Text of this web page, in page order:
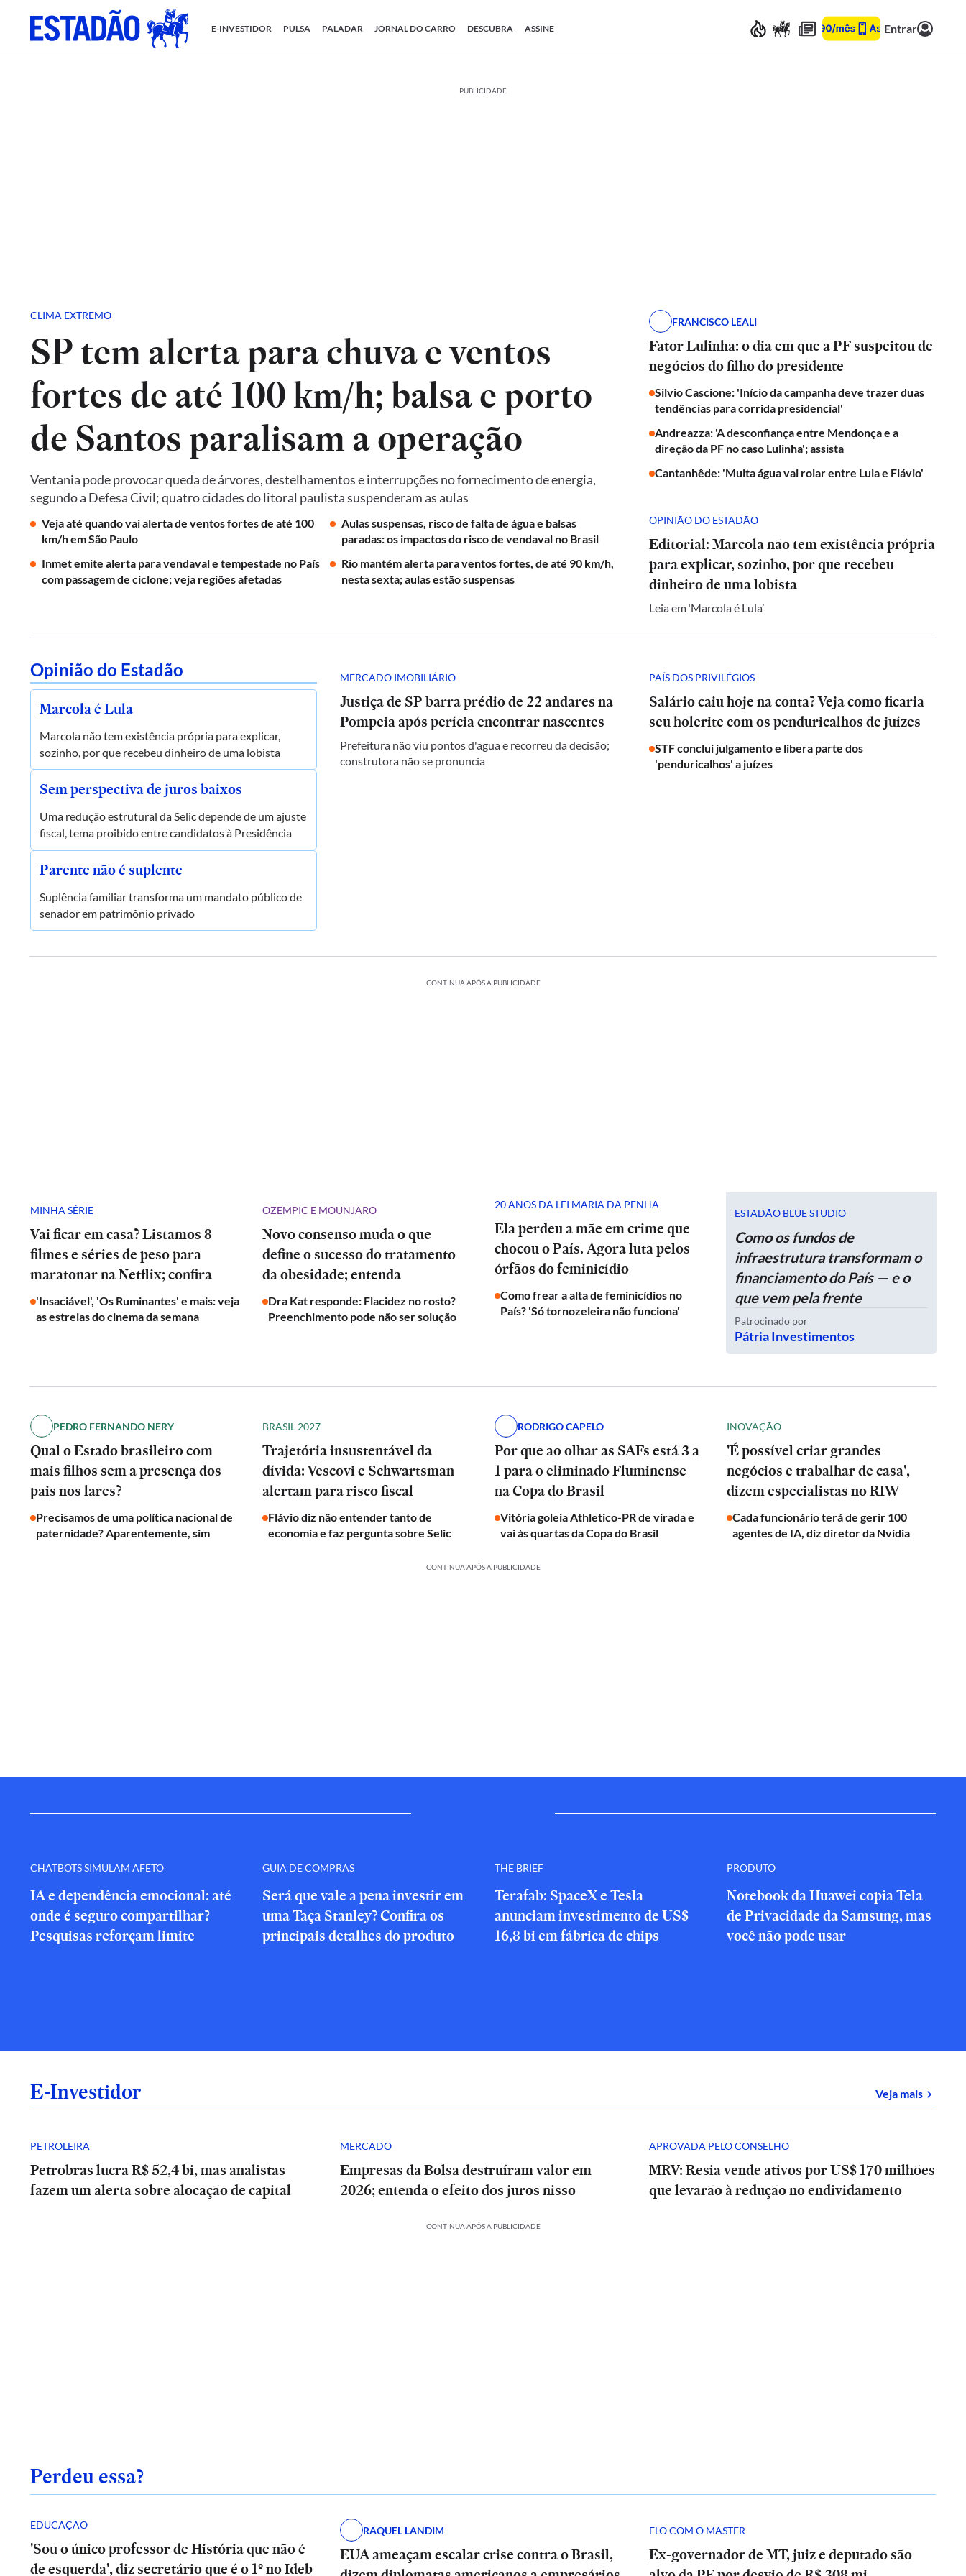
E-INVESTIDOR PULSA PALADAR JORNAL DO CARRO DESCUBRA ASSINE Entrar
PUBLICIDADE
CLIMA EXTREMO
SP tem alerta para chuva e ventos
fortes de até 100 km/h; balsa e porto
de Santos paralisam a operação
Ventania pode provocar queda de árvores, destelhamentos e interrupções no fornecimento de energia,
segundo a Defesa Civil; quatro cidades do litoral paulista suspenderam as aulas
Veja até quando vai alerta de ventos fortes de até 100
km/h em São Paulo
Aulas suspensas, risco de falta de água e balsas
paradas: os impactos do risco de vendaval no Brasil
Inmet emite alerta para vendaval e tempestade no País
com passagem de ciclone; veja regiões afetadas
Rio mantém alerta para ventos fortes, de até 90 km/h,
nesta sexta; aulas estão suspensas
FRANCISCO LEALI
Fator Lulinha: o dia em que a PF suspeitou de
negócios do filho do presidente
Silvio Cascione: 'Início da campanha deve trazer duas
tendências para corrida presidencial'
Andreazza: 'A desconfiança entre Mendonça e a
direção da PF no caso Lulinha'; assista
Cantanhêde: 'Muita água vai rolar entre Lula e Flávio'
OPINIÃO DO ESTADÃO
Editorial: Marcola não tem existência própria
para explicar, sozinho, por que recebeu
dinheiro de uma lobista
Leia em ‘Marcola é Lula’
Opinião do Estadão
Marcola é Lula
Marcola não tem existência própria para explicar,
sozinho, por que recebeu dinheiro de uma lobista
Sem perspectiva de juros baixos
Uma redução estrutural da Selic depende de um ajuste
fiscal, tema proibido entre candidatos à Presidência
Parente não é suplente
Suplência familiar transforma um mandato público de
senador em patrimônio privado
MERCADO IMOBILIÁRIO
Justiça de SP barra prédio de 22 andares na
Pompeia após perícia encontrar nascentes
Prefeitura não viu pontos d'agua e recorreu da decisão;
construtora não se pronuncia
PAÍS DOS PRIVILÉGIOS
Salário caiu hoje na conta? Veja como ficaria
seu holerite com os penduricalhos de juízes
STF conclui julgamento e libera parte dos
'penduricalhos' a juízes
CONTINUA APÓS A PUBLICIDADE
MINHA SÉRIE
Vai ficar em casa? Listamos 8
filmes e séries de peso para
maratonar na Netflix; confira
'Insaciável', 'Os Ruminantes' e mais: veja
as estreias do cinema da semana
OZEMPIC E MOUNJARO
Novo consenso muda o que
define o sucesso do tratamento
da obesidade; entenda
Dra Kat responde: Flacidez no rosto?
Preenchimento pode não ser solução
20 ANOS DA LEI MARIA DA PENHA
Ela perdeu a mãe em crime que
chocou o País. Agora luta pelos
órfãos do feminicídio
Como frear a alta de feminicídios no
País? 'Só tornozeleira não funciona'
ESTADÃO BLUE STUDIO
Como os fundos de
infraestrutura transformam o
financiamento do País — e o
que vem pela frente
Patrocinado por
Pátria Investimentos
PEDRO FERNANDO NERY
Qual o Estado brasileiro com
mais filhos sem a presença dos
pais nos lares?
Precisamos de uma política nacional de
paternidade? Aparentemente, sim
BRASIL 2027
Trajetória insustentável da
dívida: Vescovi e Schwartsman
alertam para risco fiscal
Flávio diz não entender tanto de
economia e faz pergunta sobre Selic
RODRIGO CAPELO
Por que ao olhar as SAFs está 3 a
1 para o eliminado Fluminense
na Copa do Brasil
Vitória goleia Athletico-PR de virada e
vai às quartas da Copa do Brasil
INOVAÇÃO
'É possível criar grandes
negócios e trabalhar de casa',
dizem especialistas no RIW
Cada funcionário terá de gerir 100
agentes de IA, diz diretor da Nvidia
CONTINUA APÓS A PUBLICIDADE
CHATBOTS SIMULAM AFETO
IA e dependência emocional: até
onde é seguro compartilhar?
Pesquisas reforçam limite
GUIA DE COMPRAS
Será que vale a pena investir em
uma Taça Stanley? Confira os
principais detalhes do produto
THE BRIEF
Terafab: SpaceX e Tesla
anunciam investimento de US$
16,8 bi em fábrica de chips
PRODUTO
Notebook da Huawei copia Tela
de Privacidade da Samsung, mas
você não pode usar
E-Investidor Veja mais sobre
PETROLEIRA
Petrobras lucra R$ 52,4 bi, mas analistas
fazem um alerta sobre alocação de capital
MERCADO
Empresas da Bolsa destruíram valor em
2026; entenda o efeito dos juros nisso
APROVADA PELO CONSELHO
MRV: Resia vende ativos por US$ 170 milhões
que levarão à redução no endividamento
CONTINUA APÓS A PUBLICIDADE
Perdeu essa?
EDUCAÇÃO
'Sou o único professor de História que não é
de esquerda', diz secretário que é o 1º no Ideb
RAQUEL LANDIM
EUA ameaçam escalar crise contra o Brasil,
ELO COM O MASTER
Ex-governador de MT, juiz e deputado são
Colapinto
assaltado lucra
Escala
6x1:
Cada
tem
próprias,
ESTADÃO
VERIFICA
Colapinto
assaltado lucra
Opinião
setor
dinâmicas
ESTADÃO
VERIFICA
Colapinto
é
assaltado